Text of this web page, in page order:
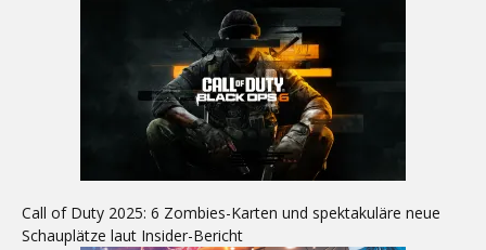
Call of Duty 2025: 6 Zombies-Karten und spektakuläre neue
Schauplätze laut Insider-Bericht